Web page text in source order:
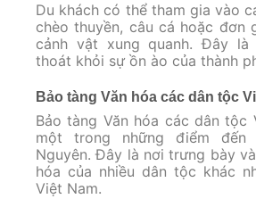
Du khách có thể tham gia vào
chèo thuyền, câu cá hoặc đơn
cảnh vật xung quanh. Đây
thoát khỏi sự ồn ào của thành
Bảo tàng Văn hóa các dân tộc
Bảo tàng Văn hóa các dân tộc
một trong những điểm
Nguyên. Đây là nơi trưng bày
hóa của nhiều dân tộc khác
Việt Nam.